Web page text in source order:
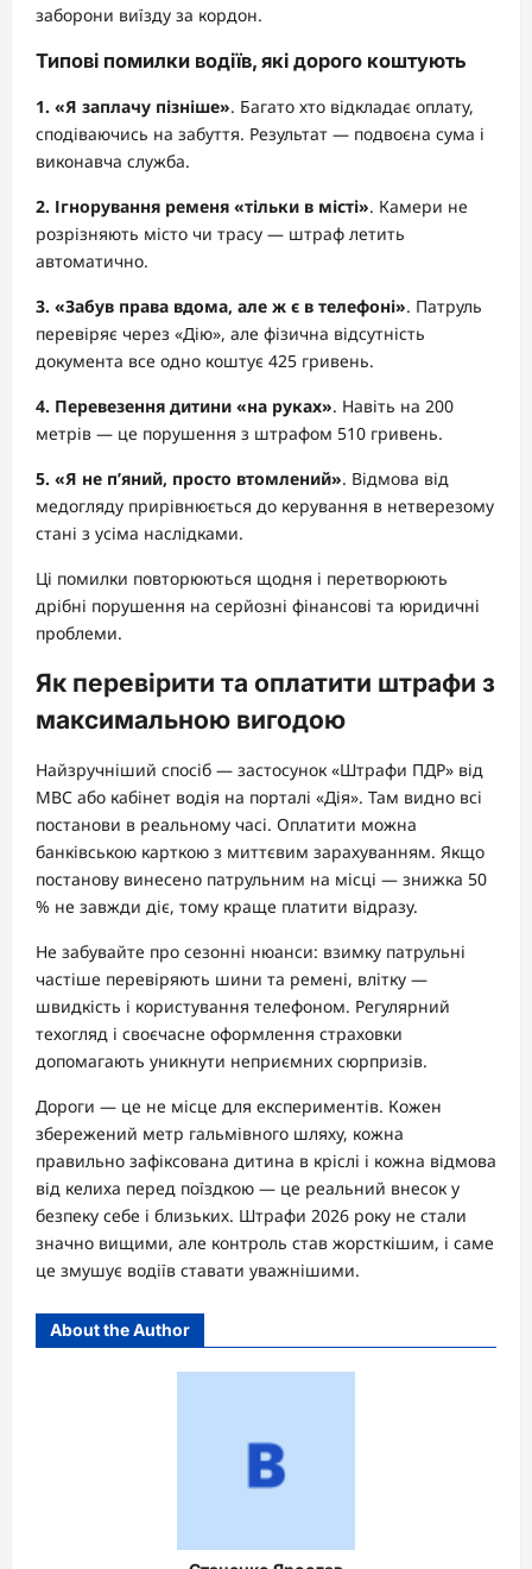
заборони виїзду за кордон.
Типові помилки водіїв, які дорого коштують
1. «Я заплачу пізніше». Багато хто відкладає оплату,
сподіваючись на забуття. Результат — подвоєна сума і
виконавча служба.
2. Ігнорування ременя «тільки в місті». Камери не
розрізняють місто чи трасу — штраф летить
автоматично.
3. «Забув права вдома, але ж є в телефоні». Патруль
перевіряє через «Дію», але фізична відсутність
документа все одно коштує 425 гривень.
4. Перевезення дитини «на руках». Навіть на 200
метрів — це порушення з штрафом 510 гривень.
5. «Я не п’яний, просто втомлений». Відмова від
медогляду прирівнюється до керування в нетверезому
стані з усіма наслідками.
Ці помилки повторюються щодня і перетворюють
дрібні порушення на серйозні фінансові та юридичні
проблеми.
Як перевірити та оплатити штрафи з
максимальною вигодою
Найзручніший спосіб — застосунок «Штрафи ПДР» від
МВС або кабінет водія на порталі «Дія». Там видно всі
постанови в реальному часі. Оплатити можна
банківською карткою з миттєвим зарахуванням. Якщо
постанову винесено патрульним на місці — знижка 50
% не завжди діє, тому краще платити відразу.
Не забувайте про сезонні нюанси: взимку патрульні
частіше перевіряють шини та ремені, влітку —
швидкість і користування телефоном. Регулярний
техогляд і своєчасне оформлення страховки
допомагають уникнути неприємних сюрпризів.
Дороги — це не місце для експериментів. Кожен
збережений метр гальмівного шляху, кожна
правильно зафіксована дитина в кріслі і кожна відмова
від келиха перед поїздкою — це реальний внесок у
безпеку себе і близьких. Штрафи 2026 року не стали
значно вищими, але контроль став жорсткішим, і саме
це змушує водіїв ставати уважнішими.
About the Author